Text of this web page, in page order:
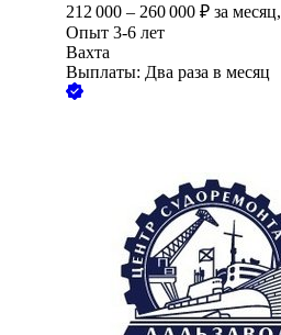
212 000 – 260 000 ₽ за месяц,
Опыт 3-6 лет
Вахта
Выплаты: Два раза в месяц